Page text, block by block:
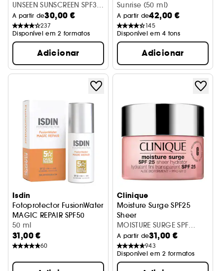
UNSEEN SUNSCREEN SPF30
20ML
A partir de30,00 €
237
Disponível em 2 formatos
Adicionar
Sunrise (50 ml)
A partir de42,00 €
145
Disponível em 4 tons
Adicionar
Isdin
Fotoprotector FusionWater
MAGIC REPAIR SPF50
Protetor solar facial
50 ml
31,00 €
60
Clinique
Moisture Surge SPF25
Sheer
Creme Hidratante Facial
MOISTURE SURGE SPF
30ML
A partir de31,00 €
943
Disponível em 2 formatos